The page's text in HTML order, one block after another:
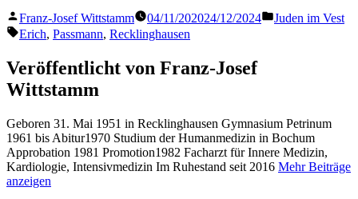
Veröffentlicht
von
Franz-Josef Wittstamm 04/11/202024/12/2024
Veröffentlicht
Juden im Vest
Schlagwörter:
Erich, Passmann, Recklinghausen
Veröffentlicht von Franz-Josef
Wittstamm
Geboren 31. Mai 1951 in Recklinghausen Gymnasium Petrinum
1961 bis Abitur1970 Studium der Humanmedizin in Bochum
Approbation 1981 Promotion1982 Facharzt für Innere Medizin,
Kardiologie, Intensivmedizin Im Ruhestand seit 2016 Mehr Beiträge
anzeigen